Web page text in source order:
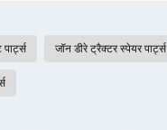
जॉन डीरे ट्रैक्टर स्पेयर पार्ट्स